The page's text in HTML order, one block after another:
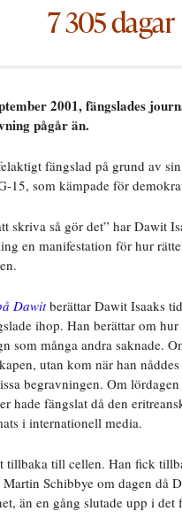
7 305 dagar
2001, fängslades
pågår än.
fängslad på grund av
15, som kämpade för
skriva så gör det” har Dawit
en manifestation för hur
Dawitberättar Dawit Isaaks
ihop. Han berättar om
som många andra saknade.
utan kom när han
begravningen. Om
hade fängslat då den
i internationell media.
tillbaka till cellen. Han fick
Schibbye om dagen då
än en gång slutade upp i det